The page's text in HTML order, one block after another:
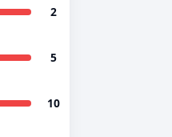
2
5
10